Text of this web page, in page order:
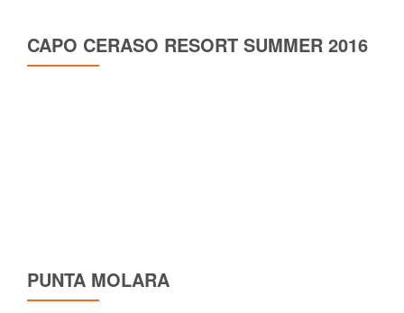
CAPO CERASO RESORT SUMMER 2016
PUNTA MOLARA